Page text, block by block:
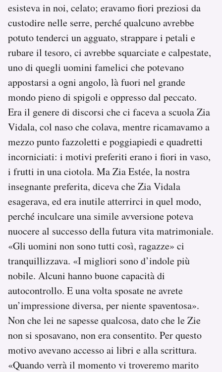
esisteva in noi, celato; eravamo fiori preziosi da
custodire nelle serre, perché qualcuno avrebbe
potuto tenderci un agguato, strappare i petali e
rubare il tesoro, ci avrebbe squarciate e calpestate,
uno di quegli uomini famelici che potevano
appostarsi a ogni angolo, là fuori nel grande
mondo pieno di spigoli e oppresso dal peccato.
Era il genere di discorsi che ci faceva a scuola Zia
Vidala, col naso che colava, mentre ricamavamo a
mezzo punto fazzoletti e poggiapiedi e quadretti
incorniciati: i motivi preferiti erano i fiori in vaso,
i frutti in una ciotola. Ma Zia Estée, la nostra
insegnante preferita, diceva che Zia Vidala
esagerava, ed era inutile atterrirci in quel modo,
perché inculcare una simile avversione poteva
nuocere al successo della futura vita matrimoniale.
«Gli uomini non sono tutti così, ragazze» ci
tranquillizzava. «I migliori sono d’indole più
nobile. Alcuni hanno buone capacità di
autocontrollo. E una volta sposate ne avrete
un’impressione diversa, per niente spaventosa».
Non che lei ne sapesse qualcosa, dato che le Zie
non si sposavano, non era consentito. Per questo
motivo avevano accesso ai libri e alla scrittura.
«Quando verrà il momento vi troveremo marito